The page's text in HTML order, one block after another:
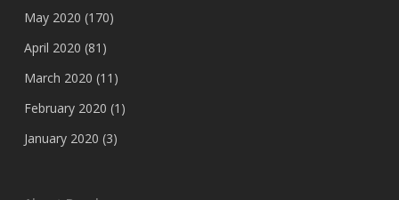
May 2020 (170)
April 2020 (81)
March 2020 (11)
February 2020 (1)
January 2020 (3)